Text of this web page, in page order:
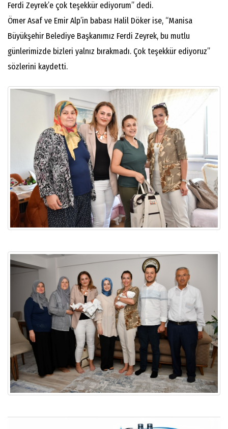
Ferdi Zeyrek’e çok teşekkür ediyorum” dedi.
Ömer Asaf ve Emir Alp’in babası Halil Döker ise, “Manisa
Büyükşehir Belediye Başkanımız Ferdi Zeyrek, bu mutlu
günlerimizde bizleri yalnız bırakmadı. Çok teşekkür ediyoruz”
sözlerini kaydetti.